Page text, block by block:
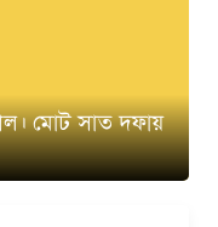
মোট সাত দফায়